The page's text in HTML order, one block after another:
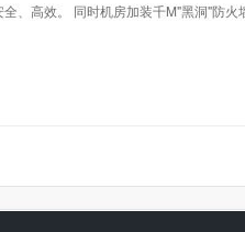
高效。 同时机房加装千M"黑洞"防火